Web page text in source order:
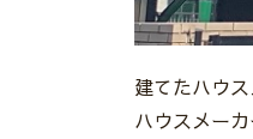
建てたハウ
ハウスメー